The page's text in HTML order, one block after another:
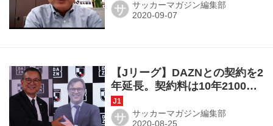
サ サッカーマガジン編集部
【Jリーグ】DAZNとの契約を2
年延長。契約料は10年2100億
円から12年2239億円へ
サ サッカーマガジン編集部